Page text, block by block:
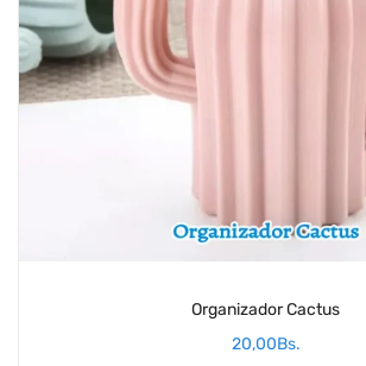
Organizador Cactus
20,00Bs.